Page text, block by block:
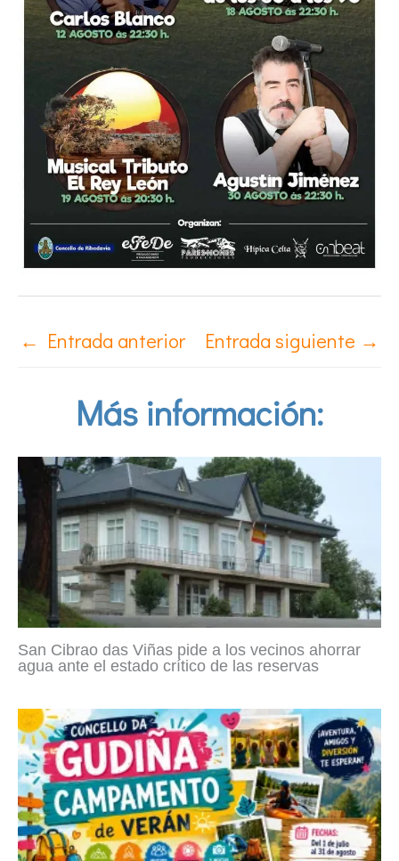
← Entrada anterior Entrada siguiente →
Más información:
San Cibrao das Viñas pide a los vecinos ahorrar
agua ante el estado crítico de las reservas